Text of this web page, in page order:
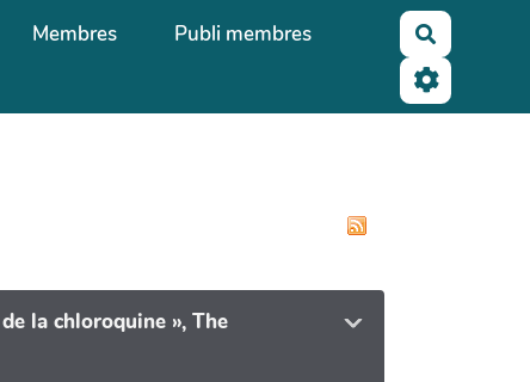
Membres
Publi membres
la chloroquine », The